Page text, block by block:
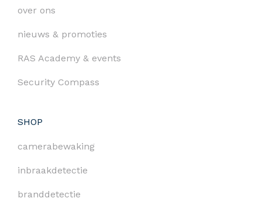
over ons
nieuws & promoties
RAS Academy & events
Security Compass
SHOP
camerabewaking
inbraakdetectie
branddetectie